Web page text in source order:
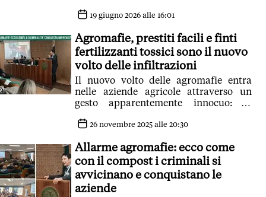
19 giugno 2026 alle 16:01
Agromafie, prestiti facili e finti
fertilizzanti tossici sono il nuovo
volto delle infiltrazioni
Il nuovo volto delle agromafie entra
nelle aziende agricole attraverso un
gesto apparentemente innocuo: la
terreni
26 novembre 2025 alle 20:30
Allarme agromafie: ecco come
con il compost i criminali si
avvicinano e conquistano le
aziende